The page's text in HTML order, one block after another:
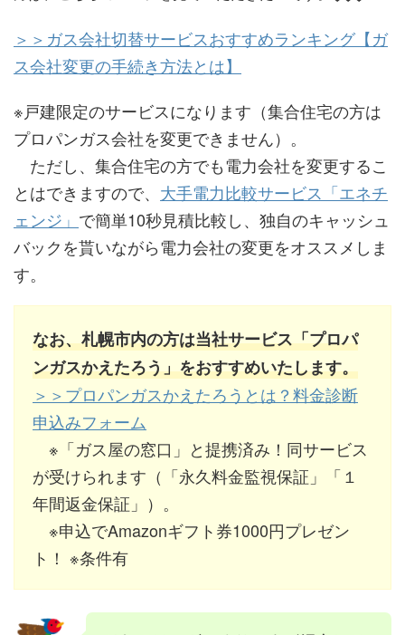
＞＞ガス会社切替サービスおすすめランキング【ガ
ス会社変更の手続き方法とは】
※戸建限定のサービスになります（集合住宅の方は
プロパンガス会社を変更できません）。
ただし、集合住宅の方でも電力会社を変更するこ
とはできますので、 大手電力比較サービス「エネチ
ェンジ」 で簡単10秒見積比較し、独自のキャッシュ
バックを貰いながら電力会社の変更をオススメしま
す。
なお、札幌市内の方は当社サービス「プロパ
ンガスかえたろう」をおすすめいたします。
＞＞プロパンガスかえたろうとは？料金診断
申込みフォーム
※「ガス屋の窓口」と提携済み！同サービス
が受けられます（「永久料金監視保証」「１
年間返金保証」）。
※申込でAmazonギフト券1000円プレゼン
ト！ ※条件有